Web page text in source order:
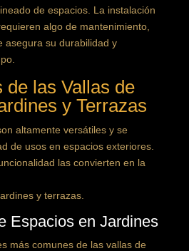
de espacios. La instalación
algo de mantenimiento,
asegura su durabilidad y
de las Vallas de
y Terrazas
altamente versátiles y se
de usos en espacios exteriores.
las convierten en la
y terrazas.
Espacios en Jardines
más comunes de las vallas de